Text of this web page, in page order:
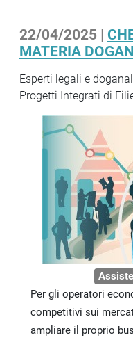
22/04/2025 |
MATERIA
Esperti legali e
Progetti Integrati di
Per gli operatori
competitivi sui
ampliare il proprio